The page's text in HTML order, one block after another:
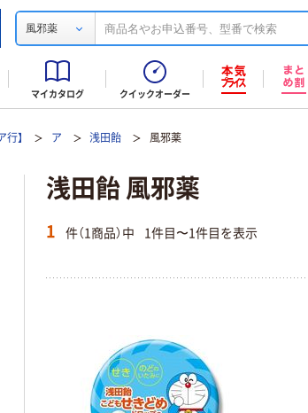
風邪薬
マイカタログ クイックオーダー
】 ア 浅田飴 風邪薬
浅田飴 風邪薬
1 件（1商品）中 1件目〜1件目を表示